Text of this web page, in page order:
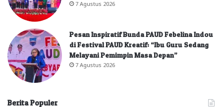
7 Agustus 2026
Pesan Inspiratif Bunda PAUD Febelina Indou
di Festival PAUD Kreatif: “Ibu Guru Sedang
Melayani Pemimpin Masa Depan”
7 Agustus 2026
Berita Populer